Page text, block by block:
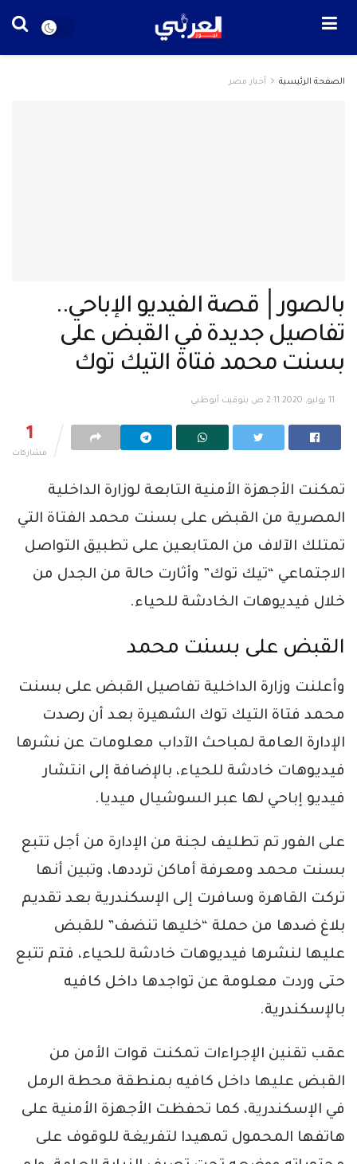
الصفحة الرئيسية أخبار مصر
بالصور│ قصة الفيديو الإباحي..
تفاصيل جديدة في القبض على
بسنت محمد فتاة التيك توك
11 يوليو, 2020 2:11 ص بتوقيت أبوظبي
1
مشاركات
تمكنت الأجهزة الأمنية التابعة لوزارة الداخلية
المصرية من القبض على بسنت محمد الفتاة التي
تمتلك الآلاف من المتابعين على تطبيق التواصل
الاجتماعي “تيك توك” وأثارت حالة من الجدل من
خلال فيديوهات الخادشة للحياء.
القبض على بسنت محمد
وأعلنت وزارة الداخلية تفاصيل القبض على بسنت
محمد فتاة التيك توك الشهيرة بعد أن رصدت
الإدارة العامة لمباحث الآداب معلومات عن نشرها
فيديوهات خادشة للحياء، بالإضافة إلى انتشار
فيديو إباحي لها عبر السوشيال ميديا.
على الفور تم تطليف لجنة من الإدارة من أجل تتبع
بسنت محمد ومعرفة أماكن ترددها، وتبين أنها
تركت القاهرة وسافرت إلى الإسكندرية بعد تقديم
بلاغ ضدها من حملة “خليها تنضف” للقبض
عليها لنشرها فيديوهات خادشة للحياء، فتم تتبع
حتى وردت معلومة عن تواجدها داخل كافيه
بالإسكندرية.
عقب تقنين الإجراءات تمكنت قوات الأمن من
القبض عليها داخل كافيه بمنطقة محطة الرمل
في الإسكندرية، كما تحفظت الأجهزة الأمنية على
هاتفها المحمول تمهيدا لتفريغة للوقوف على